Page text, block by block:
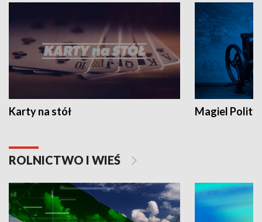
Karty na stół Magiel
ROLNICTWO I WIEŚ